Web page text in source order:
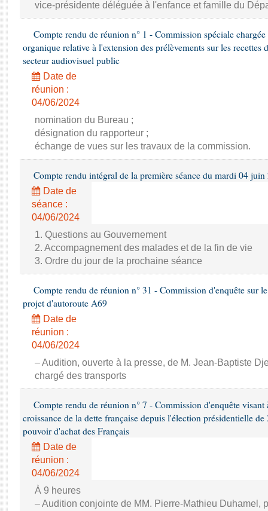
vice-présidente déléguée à l'enfance et famille du
Compte rendu de réunion n° 1 - Commission spéciale
organique relative à l'extension des prélèvements sur les
secteur audiovisuel public
Date de
réunion :
04/06/2024
nomination du Bureau ;
désignation du rapporteur ;
échange de vues sur les travaux de la commission.
Compte rendu intégral de la première séance du mardi 04 juin
Date de
séance :
04/06/2024
1. Questions au Gouvernement
2. Accompagnement des malades et de la fin de vie
3. Ordre du jour de la prochaine séance
Compte rendu de réunion n° 31 - Commission d'enquête sur
projet d'autoroute A69
Date de
réunion :
04/06/2024
– Audition, ouverte à la presse, de M. Jean-Baptiste
chargé des transports
Compte rendu de réunion n° 7 - Commission d'enquête
croissance de la dette française depuis l'élection présidentielle de
pouvoir d'achat des Français
Date de
réunion :
04/06/2024
À 9 heures
– Audition conjointe de MM. Pierre-Mathieu Duhamel,